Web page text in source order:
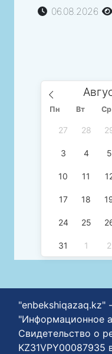
06.08.2026
Пн Вт Ср
27 28
3 4 5
10 11
17 18
24 25
31 1 2
"enbekshiqazaq.kz"
"Информационное
Свидетельство о